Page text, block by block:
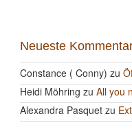
Neueste
Constance ( Conny) zu
Heidi Möhring zu All you
Alexandra Pasquetzu